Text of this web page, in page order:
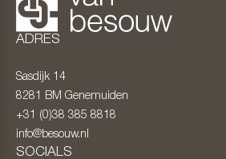
ADRES
Sasdijk 14
8281 BM Genemuiden
+31 (0)38 385 8818
info@besouw.nl
SOCIALS